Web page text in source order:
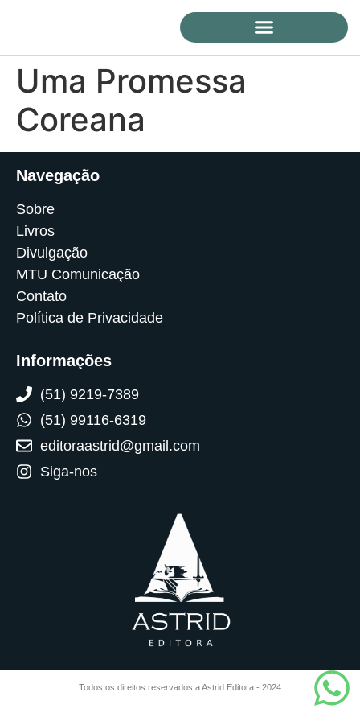
Uma Promessa
Coreana
Navegação
Sobre
Livros
Divulgação
MTU Comunicação
Contato
Política de Privacidade
Informações
(51) 9219-7389
(51) 99116-6319
editoraastrid@gmail.com
Siga-nos
Todos os direitos reservados a Astrid Editora - 2024